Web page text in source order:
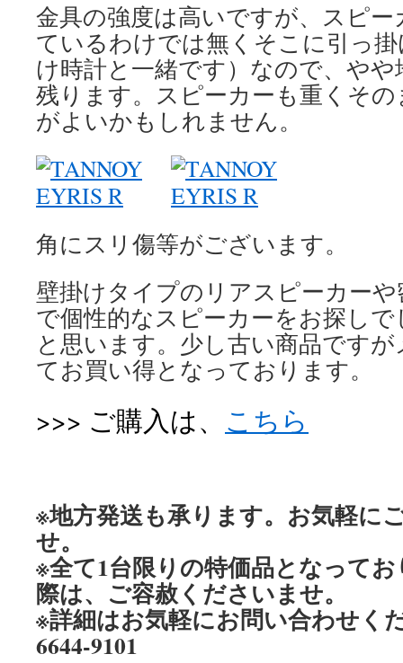
金具の強度は高いですが、スピ
ているわけでは無くそこに引っ
け時計と一緒です）なので、や
残ります。スピーカーも重くそ
がよいかもしれません。
角にスリ傷等がございます。
壁掛けタイプのリアスピーカー
で個性的なスピーカーをお探し
と思います。少し古い商品です
てお買い得となっております。
>>> ご購入は、 こちら
※地方発送も承ります。お気軽に
せ。
※全て1台限りの特価品となって
際は、ご容赦くださいませ。
※詳細はお気軽にお問い合わせく
6644-9101